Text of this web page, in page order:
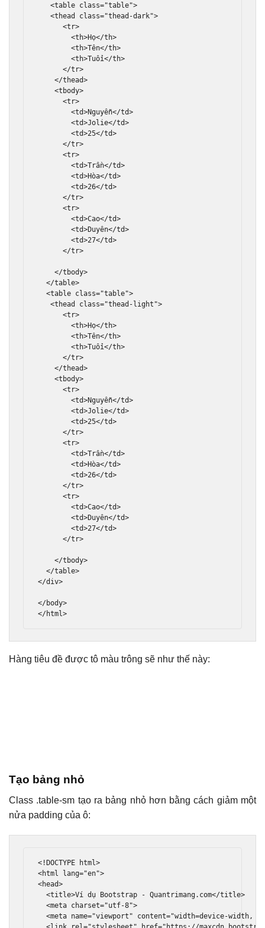
<table class="table">
<thead
class="thead-dark">
<tr>
<th>Họ</th>
<th>Tên</th>
<th>Tuổi</th>
</tr>
</thead>
<tbody>
<tr>
<td>Nguyễn</td>
<td>Jolie</td>
<td>25</td>
</tr>
<tr>
<td>Trần</td>
<td>Hòa</td>
<td>26</td>
</tr>
<tr>
<td>Cao</td>
<td>Duyên</td>
<td>27</td>
</tr>
</tbody>
</table>
<table class="table">
<thead
class="thead-light">
<tr>
<th>Họ</th>
<th>Tên</th>
<th>Tuổi</th>
</tr>
</thead>
<tbody>
<tr>
<td>Nguyễn</td>
<td>Jolie</td>
<td>25</td>
</tr>
<tr>
<td>Trần</td>
<td>Hòa</td>
<td>26</td>
</tr>
<tr>
<td>Cao</td>
<td>Duyên</td>
<td>27</td>
</tr>
</tbody>
</table>
</div>
</body>
</html>
Hàng tiêu đề được tô màu trông sẽ như thế này:
Tạo bảng nhỏ
Class .table-sm tạo ra bảng nhỏ hơn bằng cách giảm một
nửa padding của ô:
<!DOCTYPE html>
<html
lang="en">
<head>
<title>Ví dụ Bootstrap - Quantrimang.com</title>
<meta charset="utf-8">
<meta name="viewport" content="width=device-width,